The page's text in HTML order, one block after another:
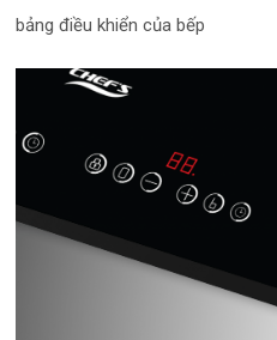
bảng điều khiển của bếp